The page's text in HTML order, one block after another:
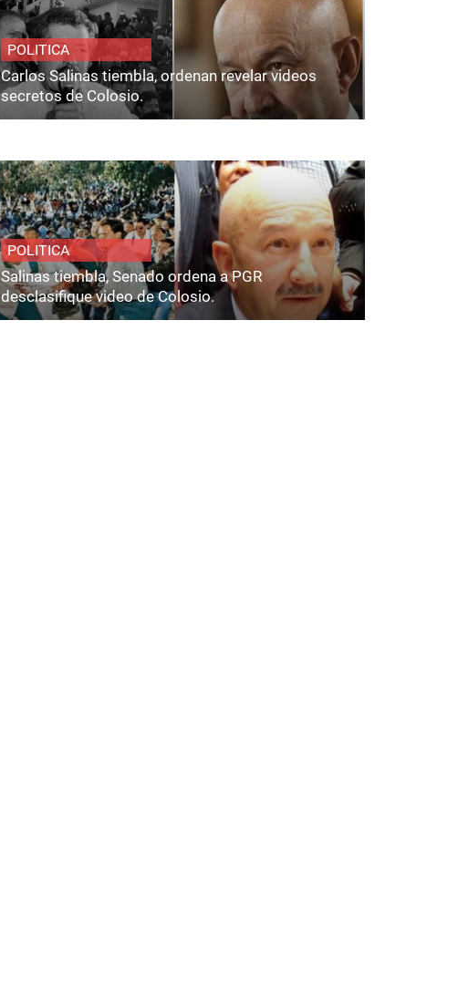
POLITICA
Carlos Salinas tiembla, ordenan revelar videos
secretos de Colosio.
POLITICA
Salinas tiembla, Senado ordena a PGR
desclasifique video de Colosio.